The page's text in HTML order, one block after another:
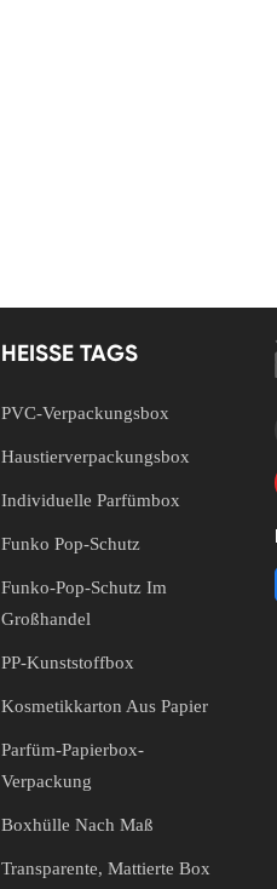
HEISSE TAGS
PVC-Verpackungsbox
Haustierverpackungsbox
Individuelle Parfümbox
Funko Pop-Schutz
Funko-Pop-Schutz Im
Großhandel
PP-Kunststoffbox
Kosmetikkarton Aus Papier
Parfüm-Papierbox-
Verpackung
Boxhülle Nach Maß
Transparente, Mattierte Box